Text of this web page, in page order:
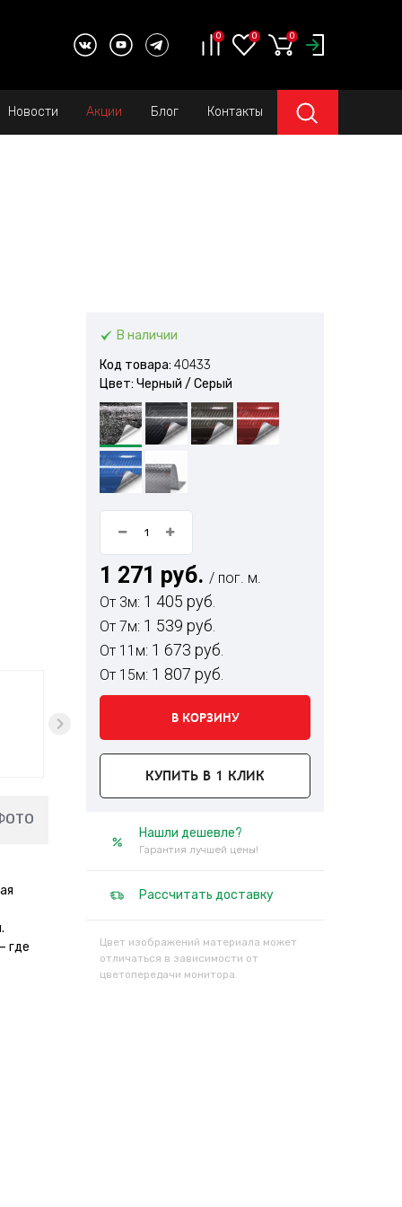
0 0 0
Новости Акции Блог Контакты
В наличии
Код товара: 40433
Цвет: Черный / Серый
1 271 руб. / пог. м.
От 3м: 1 405 руб.
От 7м: 1 539 руб.
От 11м: 1 673 руб.
От 15м: 1 807 руб.
В КОРЗИНУ
КУПИТЬ В 1 КЛИК
Нашли дешевле?
Гарантия лучшей цены!
Рассчитать доставку
Цвет изображений материала может
отличаться в зависимости от
цветопередачи монитора.
где